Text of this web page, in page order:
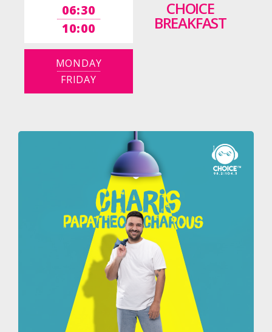
06:30
10:00
MONDAY
FRIDAY
CHOICE
BREAKFAST